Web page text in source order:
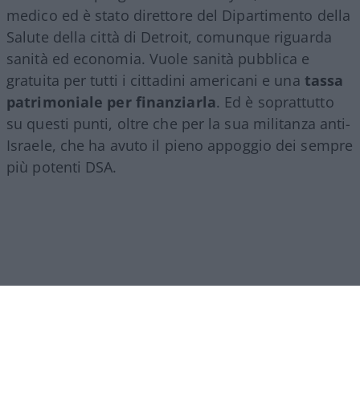
Sayed, immigrato egiziano di seconda
generazione, ha puntato molto sull’antisionismo
militante e radicale, arrivando a giustificare
(dopo una condanna di rito) l’attentato alla
sinagoga di Bloomfield, definendolo parte dello
stesso “ciclo di violenza” assieme agli attacchi
israeliani in Libano e in Iran.